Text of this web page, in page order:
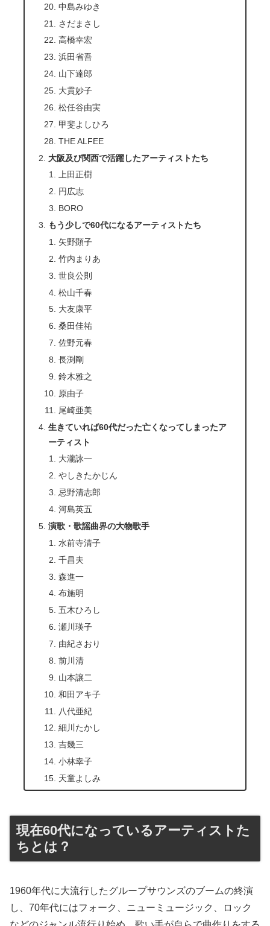
中島みゆき
さだまさし
高橋幸宏
浜田省吾
山下達郎
大貫妙子
松任谷由実
甲斐よしひろ
THE ALFEE
大阪及び関西で活躍したアーティストたち
上田正樹
円広志
BORO
もう少しで60代になるアーティストたち
矢野顕子
竹内まりあ
世良公則
松山千春
大友康平
桑田佳祐
佐野元春
長渕剛
鈴木雅之
原由子
尾崎亜美
生きていれば60代だった亡くなってしまったア
ーティスト
大瀧詠一
やしきたかじん
忌野清志郎
河島英五
演歌・歌謡曲界の大物歌手
水前寺清子
千昌夫
森進一
布施明
五木ひろし
瀬川瑛子
由紀さおり
前川清
山本譲二
和田アキ子
八代亜紀
細川たかし
吉幾三
小林幸子
天童よしみ
現在60代になっているアーティストた
ちとは？
1960年代に大流行したグループサウンズのブームの終演
し、70年代にはフォーク、ニューミュージック、ロック